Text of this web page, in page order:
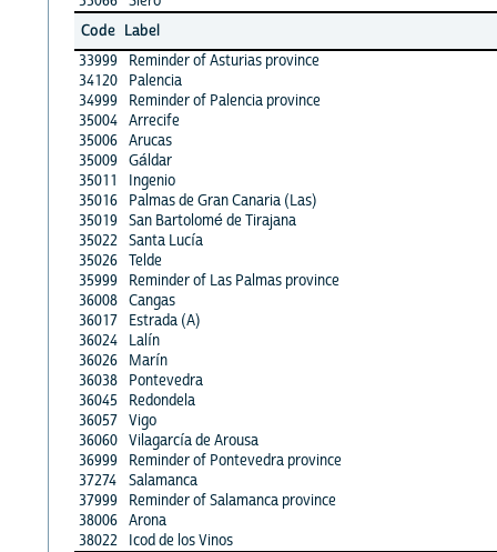
Code Label
33999
Reminder of Asturias province
34120
Palencia
34999
Reminder of Palencia province
35004 Arrecife
35006 Arucas
35009 Gáldar
35011
Ingenio
35016
Palmas de Gran Canaria (Las)
35019 San Bartolomé de Tirajana
35022 Santa Lucía
35026 Telde
35999
Reminder of Las Palmas province
36008 Cangas
36017
Estrada (A)
36024
Lalín
36026
Marín
36038
Pontevedra
36045
Redondela
36057 Vigo
36060 Vilagarcía de Arousa
36999
Reminder of Pontevedra province
37274
Salamanca
37999
Reminder of Salamanca province
38006 Arona
38022
Icod de los Vinos